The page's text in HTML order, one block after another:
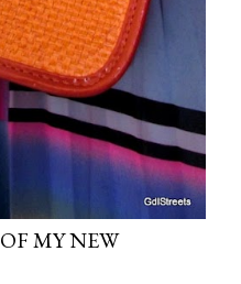
MY NEW